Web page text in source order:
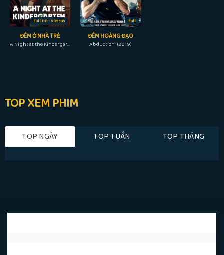
Full HD - Vietsub
ĐÊM Ở NHÀ TRẺ
A Night at the Kindergarten (2022)
Full
ĐÊM HOÀNG ĐẠO
Abduction (2019)
TOP XEM PHIM
TOP NGÀY TOP TUẦN TOP THÁNG